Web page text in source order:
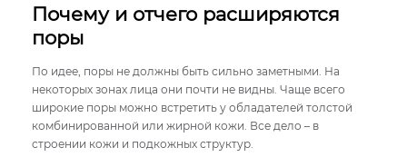
Почему и отчего расширяются
поры
По идее, поры не должны быть сильно заметными. На
некоторых зонах лица они почти не видны. Чаще всего
широкие поры можно встретить у обладателей толстой
комбинированной или жирной кожи. Все дело – в
строении кожи и подкожных структур.